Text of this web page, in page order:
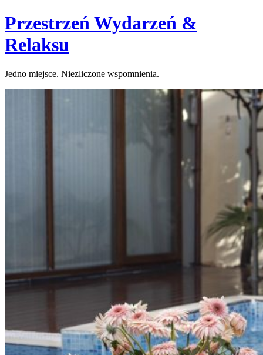
Skip
to
content
Przestrzeń Wydarzeń &
Relaksu
Jedno miejsce. Niezliczone wspomnienia.